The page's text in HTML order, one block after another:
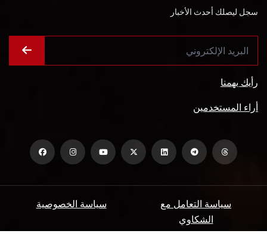
سجل ليصلك أحدث الأخبار
رأيك يهمنا
أراء المستخدمين
سياسة الخصوصية
سياسة التعامل مع
الشكاوي